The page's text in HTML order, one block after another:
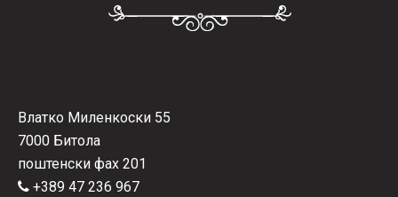
Влатко Миленкоски 55
7000 Битола
поштенски фах 201
+389 47 236 967